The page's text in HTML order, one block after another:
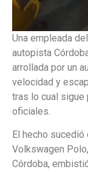
Una empleada
autopista
arrollada por un
velocidad y
tras lo cual sigue
oficiales.
El hecho
Volkswagen
Córdoba,